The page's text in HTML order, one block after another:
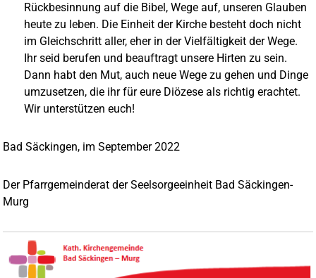
Rückbesinnung auf die Bibel, Wege auf, unseren Glauben
heute zu leben. Die Einheit der Kirche besteht doch nicht
im Gleichschritt aller, eher in der Vielfältigkeit der Wege.
Ihr seid berufen und beauftragt unsere Hirten zu sein.
Dann habt den Mut, auch neue Wege zu gehen und Dinge
umzusetzen, die ihr für eure Diözese als richtig erachtet.
Wir unterstützen euch!
Bad Säckingen, im September 2022
Der Pfarrgemeinderat der Seelsorgeeinheit Bad Säckingen-
Murg